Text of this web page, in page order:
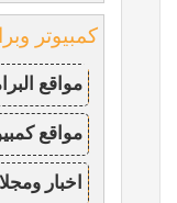
كمبيوتر
مواقع
مواقع
اخبار